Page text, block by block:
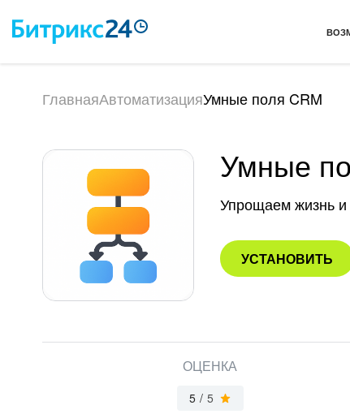
ГлавнаяАвтоматизацияУмные поля CRM
Умные
Упрощаем жизнь и
УСТАНОВИТЬ
ОЦЕНКА
5 / 5